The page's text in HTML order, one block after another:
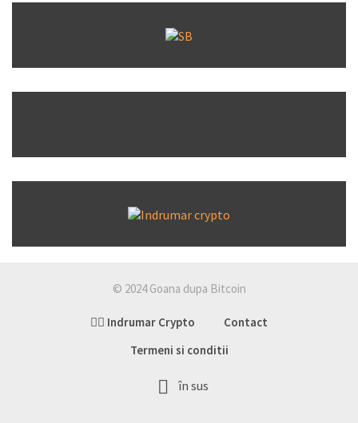
© 2024 Goana dupa Bitcoin
👉🏽 Indrumar Crypto
Contact
Termeni si conditii
în sus